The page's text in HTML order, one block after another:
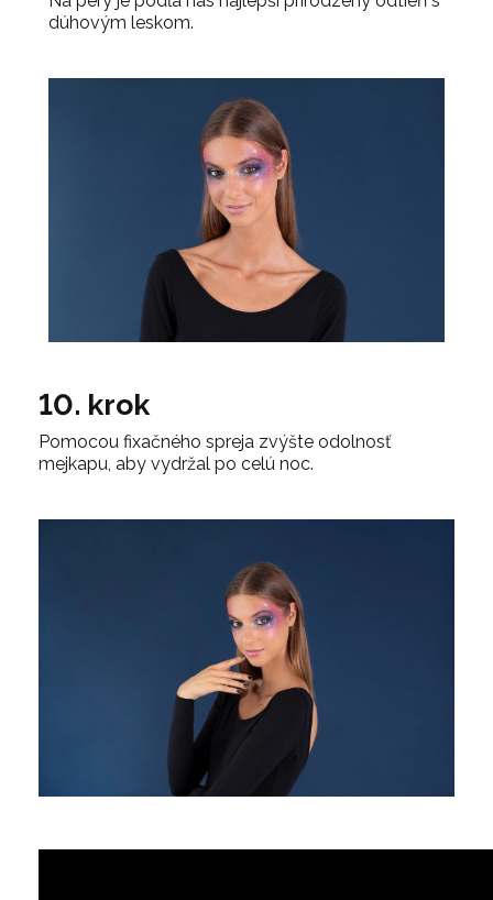
dúhovým leskom.
10. krok
Pomocou fixačného spreja zvýšte odolnosť
mejkapu, aby vydržal po celú noc.